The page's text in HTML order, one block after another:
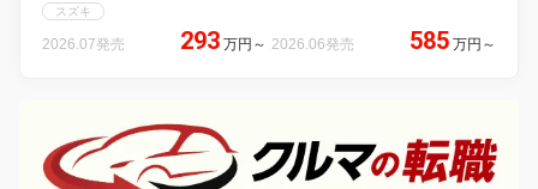
スズキ
2026.07発売 293 万円 ～ 2026.06発売 585 万円 ～